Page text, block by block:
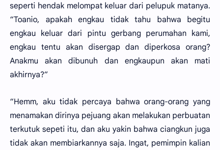
seperti hendak melompat keluar dari pelupuk matanya.
“Toanio, apakah engkau tidak tahu bahwa begitu
engkau keluar dari pintu gerbang perumahan kami,
engkau tentu akan disergap dan diperkosa orang?
Anakmu akan dibunuh dan engkaupun akan mati
akhirnya?”
“Hemm, aku tidak percaya bahwa orang-orang yang
menamakan dirinya pejuang akan melakukan perbuatan
terkutuk sepeti itu, dan aku yakin bahwa ciangkun juga
tidak akan membiarkannya saja. Ingat, pemimpin kalian